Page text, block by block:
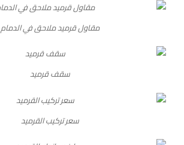
مقاول قرميد ملاحق في الدمام
سقف قرميد
سعر تركيب القرميد